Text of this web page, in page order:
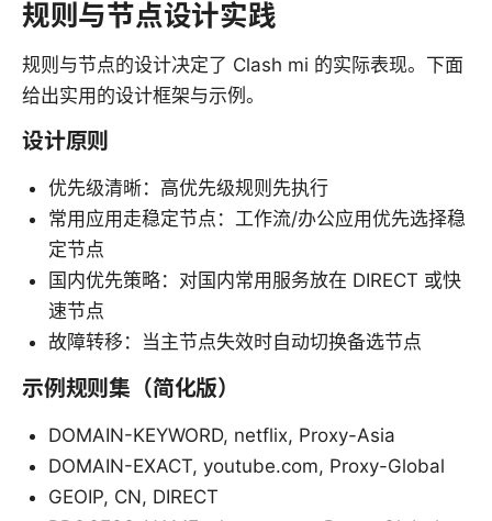
规则与节点设计实践
规则与节点的设计决定了 Clash mi 的实际表现。下面
给出实用的设计框架与示例。
设计原则
优先级清晰：高优先级规则先执行
常用应用走稳定节点：工作流/办公应用优先选择稳
定节点
国内优先策略：对国内常用服务放在 DIRECT 或快
速节点
故障转移：当主节点失效时自动切换备选节点
示例规则集（简化版）
DOMAIN-KEYWORD, netflix, Proxy-Asia
DOMAIN-EXACT, youtube.com, Proxy-Global
GEOIP, CN, DIRECT